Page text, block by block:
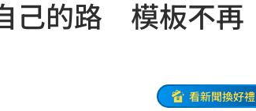
己的路 模板不再
看新聞換好禮